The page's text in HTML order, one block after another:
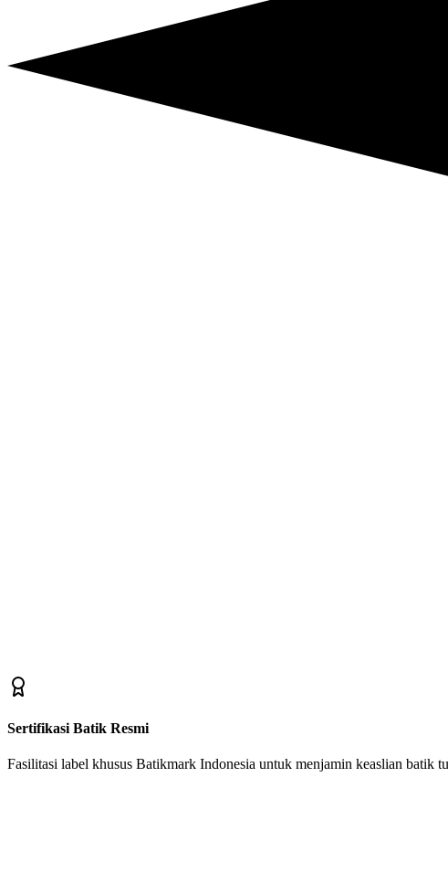
Sertifikasi Batik Resmi
Fasilitasi label khusus Batikmark Indonesia untuk menjamin keaslian batik